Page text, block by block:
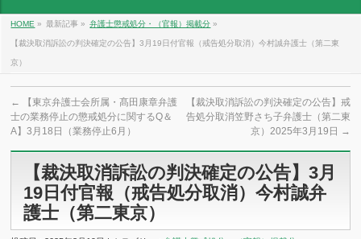
HOME » 最新記事 » 弁護士懲戒処分・（官報）掲載分 »
【裁決取消訴訟の判決確定の公告】3月19日付官報（戒告処分取消）今村誠弁護士（第二東
京）
←
【東京弁護士会所属・髙田康章弁護
士の業務停止の懲戒処分に関するQ＆
A】3月18日（業務停止6月）
【裁決取消訴訟の判決確定の公告】戒
告処分取消笠野さち子弁護士（第二東
京）2025年3月19日 →
【裁決取消訴訟の判決確定の公告】3月
19日付官報（戒告処分取消）今村誠弁
護士（第二東京）